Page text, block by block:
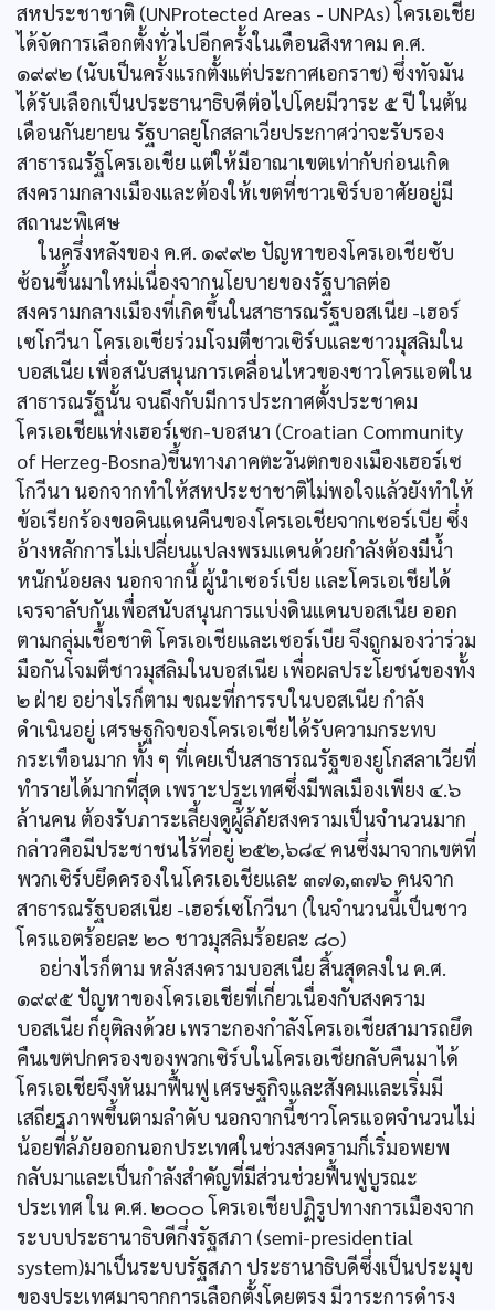
สหประชาชาติ (UNProtected Areas - UNPAs) โครเอเชีย
ได้จัดการเลือกตั้งทั่วไปอีกครั้งในเดือนสิงหาคม ค.ศ.
๑๙๙๒ (นับเป็นครั้งแรกตั้งแต่ประกาศเอกราช) ซึ่งทัจมัน
ได้รับเลือกเป็นประธานาธิบดีต่อไปโดยมีวาระ ๕ ปี ในต้น
เดือนกันยายน รัฐบาลยูโกสลาเวียประกาศว่าจะรับรอง
สาธารณรัฐโครเอเชีย แต่ให้มีอาณาเขตเท่ากับก่อนเกิด
สงครามกลางเมืองและต้องให้เขตที่ชาวเซิร์บอาศัยอยู่มี
สถานะพิเศษ
ในครึ่งหลังของ ค.ศ. ๑๙๙๒ ปัญหาของโครเอเชียซับ
ซ้อนขึ้นมาใหม่เนื่องจากนโยบายของรัฐบาลต่อ
สงครามกลางเมืองที่เกิดขึ้นในสาธารณรัฐบอสเนีย -เฮอร์
เซโกวีนา โครเอเชียร่วมโจมตีชาวเซิร์บและชาวมุสลิมใน
บอสเนีย เพื่อสนับสนุนการเคลื่อนไหวของชาวโครแอตใน
สาธารณรัฐนั้น จนถึงกับมีการประกาศตั้งประชาคม
โครเอเชียแห่งเฮอร์เซก-บอสนา (Croatian Community
of Herzeg-Bosna)ขึ้นทางภาคตะวันตกของเมืองเฮอร์เซ
โกวีนา นอกจากทำให้สหประชาชาติไม่พอใจแล้วยังทำให้
ข้อเรียกร้องขอดินแดนคืนของโครเอเชียจากเซอร์เบีย ซึ่ง
อ้างหลักการไม่เปลี่ยนแปลงพรมแดนด้วยกำลังต้องมีน้ำ
หนักน้อยลง นอกจากนี้ ผู้นำเซอร์เบีย และโครเอเชียได้
เจรจาลับกันเพื่อสนับสนุนการแบ่งดินแดนบอสเนีย ออก
ตามกลุ่มเชื้อชาติ โครเอเชียและเซอร์เบีย จึงถูกมองว่าร่วม
มือกันโจมตีชาวมุสลิมในบอสเนีย เพื่อผลประโยชน์ของทั้ง
๒ ฝ่าย อย่างไรก็ตาม ขณะที่การรบในบอสเนีย กำลัง
ดำเนินอยู่ เศรษฐกิจของโครเอเชียได้รับความกระทบ
กระเทือนมาก ทั้ง ๆ ที่เคยเป็นสาธารณรัฐของยูโกสลาเวียที่
ทำรายได้มากที่สุด เพราะประเทศซึ่งมีพลเมืองเพียง ๔.๖
ล้านคน ต้องรับภาระเลี้ยงดูผู้ีล้ภัยสงครามเป็นจำนวนมาก
กล่าวคือมีประชาชนไร้ที่อยู่ ๒๕๒,๖๘๔ คนซึ่งมาจากเขตที่
พวกเซิร์บยึดครองในโครเอเชียและ ๓๗๑,๓๗๖ คนจาก
สาธารณรัฐบอสเนีย -เฮอร์เซโกวีนา (ในจำนวนนี้เป็นชาว
โครแอตร้อยละ ๒๐ ชาวมุสลิมร้อยละ ๘๐)
อย่างไรก็ตาม หลังสงครามบอสเนีย สิ้นสุดลงใน ค.ศ.
๑๙๙๕ ปัญหาของโครเอเชียที่เกี่ยวเนื่องกับสงคราม
บอสเนีย ก็ยุติลงด้วย เพราะกองกำลังโครเอเชียสามารถยึด
คืนเขตปกครองของพวกเซิร์บในโครเอเชียกลับคืนมาได้
โครเอเชียจึงหันมาฟื้นฟู เศรษฐกิจและสังคมและเริ่มมี
เสถียรภาพขึ้นตามลำดับ นอกจากนี้ชาวโครแอตจำนวนไม่
น้อยที่ีล้ภัยออกนอกประเทศในช่วงสงครามก็เริ่มอพยพ
กลับมาและเป็นกำลังสำคัญที่มีส่วนช่วยฟื้นฟูบูรณะ
ประเทศ ใน ค.ศ. ๒๐๐๐ โครเอเชียปฏิรูปทางการเมืองจาก
ระบบประธานาธิบดีกึ่งรัฐสภา (semi-presidential
system)มาเป็นระบบรัฐสภา ประธานาธิบดีซึ่งเป็นประมุข
ของประเทศมาจากการเลือกตั้งโดยตรง มีวาระการดำรง